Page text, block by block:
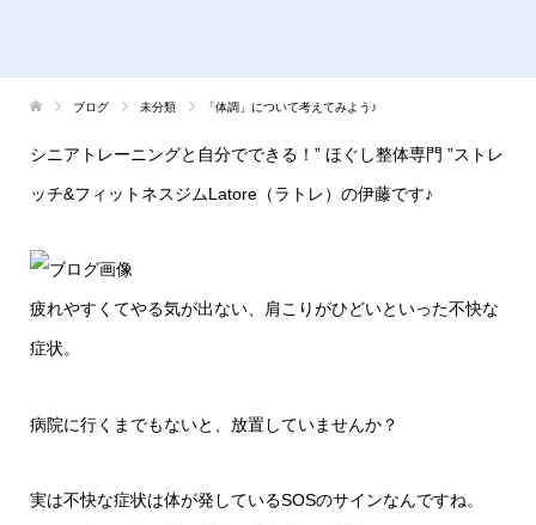
ブログ 未分類 「体調」について考えてみよう♪
シニアトレーニングと自分でできる！ ” ほぐし整体専門 ”ストレ
ッチ&フィットネスジムLatore（ラトレ）の伊藤です♪
疲れやすくてやる気が出ない、肩こりがひどいといった不快な
症状。
病院に行くまでもないと、放置していませんか？
実は不快な症状は体が発しているSOSのサインなんですね。